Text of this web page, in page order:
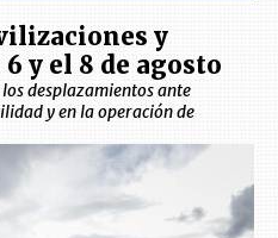
y
y el 8 de agosto
desplazamientos ante
y en la operación de